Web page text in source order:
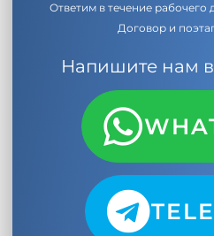
Ответим в течение рабочего
Договор и
Напишите нам